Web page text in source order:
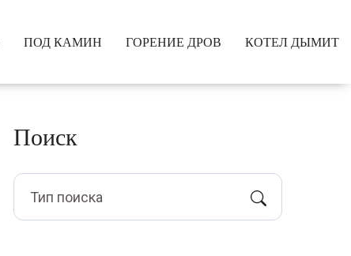
ПОД КАМИН ГОРЕНИЕ ДРОВ КОТЕЛ ДЫМИТ
Поиск